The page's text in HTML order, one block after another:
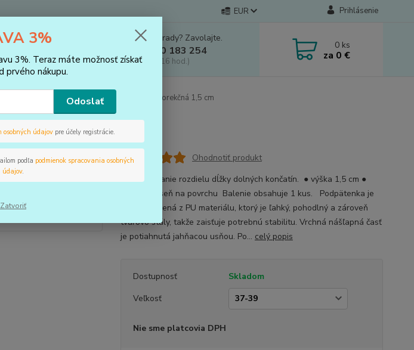
EUR Prihlásenie
Neviete si rady? Zavolajte.
+421 910 183 254
(Po-Pia, 8-16 hod.)
0 ks
za 0 €
Podpätenky a pätičky Podpätenka korekčná 1,5 cm
1,5 cm
Ohodnotiť produkt
Pre vyrovnanie rozdielu dĺžky dolných končatín. ● výška 1,5 cm ●
prírodná useň na povrchu Balenie obsahuje 1 kus. Podpätenka je
novo vyrobená z PU materiálu, ktorý je ľahký, pohodlný a zároveň
tvarovo stály, takže zaisťuje potrebnú stabilitu. Vrchná nášľapná časť
je potiahnutá jahňacou usňou. Po... celý popis
Dostupnosť
Skladom
Veľkosť
Nie sme platcovia DPH
3%
3%. Teraz máte možnosť získať
prvého nákupu.
Odoslať
osobných údajov pre účely registrácie.
podľa podmienok spracovania osobných
údajov.
Zatvoriť